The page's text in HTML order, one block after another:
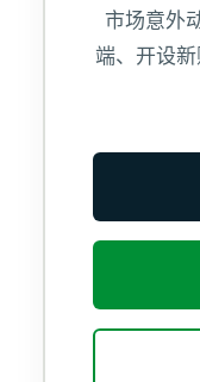
市场意外
端、开设